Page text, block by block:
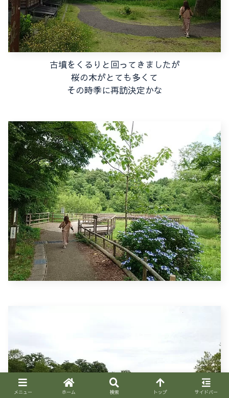
古墳をくるりと回ってきましたが
桜の木がとても多くて
その時季に再訪決定かな
メニュー ホーム 検索 トップ サイドバー